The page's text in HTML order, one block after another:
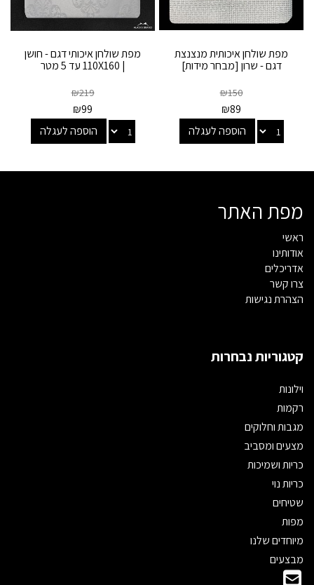
מפת שולחן איכותית מנצנצת
דגם - שרון [מבחר מידות]
₪150
₪89
הוספה לעגלה
מפת שולחן איכותי דגם - חושן
| 110X160 עד 5 מטר
₪219
₪99
הוספה לעגלה
מפת האתר
ראשי
אודותינו
אדריכלים
צרו קשר
הצהרת נגישות
קטגוריות נבחרות
וילונות
רקמות
מגבות וחלוקים
מצעים ומסביב
כריות ושמיכות
כריות נוי
שטיחים
מפות
מיוחדים שלנו
מבצעים